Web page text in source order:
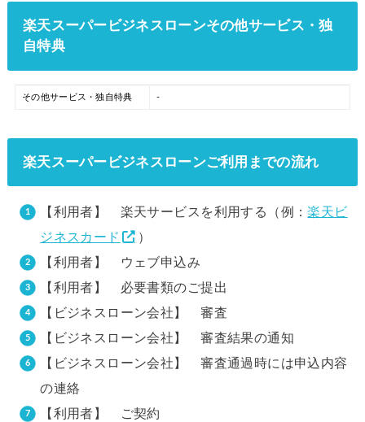
楽天スーパービジネスローンその他サービス・独
自特典
その他サービス・独自特典 -
楽天スーパービジネスローンご利用までの流れ
【利用者】 楽天サービスを利用する（例：楽天ビ
ジネスカード
）
【利用者】 ウェブ申込み
【利用者】 必要書類のご提出
【ビジネスローン会社】 審査
【ビジネスローン会社】 審査結果の通知
【ビジネスローン会社】 審査通過時には申込内容
の連絡
【利用者】 ご契約